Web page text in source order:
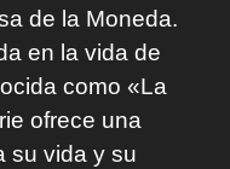
de la Moneda.
en la vida de
como «La
ofrece una
su vida y su